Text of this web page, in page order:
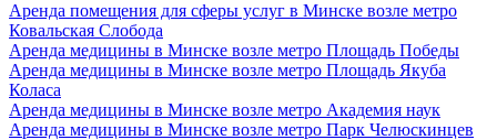
Аренда помещения для сферы услуг в Минске возле метро
Ковальская Слобода
Аренда медицины в Минске возле метро Площадь Победы
Аренда медицины в Минске возле метро Площадь Якуба
Коласа
Аренда медицины в Минске возле метро Академия наук
Аренда медицины в Минске возле метро Парк Челюскинцев